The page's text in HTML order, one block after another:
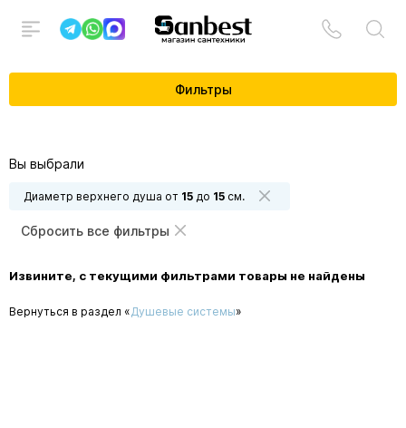
Фильтры
Вы выбрали
Диаметр верхнего душа от 15 до 15 см.
Сбросить все фильтры
Извините, с текущими фильтрами товары не найдены
Вернуться в раздел « Душевые системы»